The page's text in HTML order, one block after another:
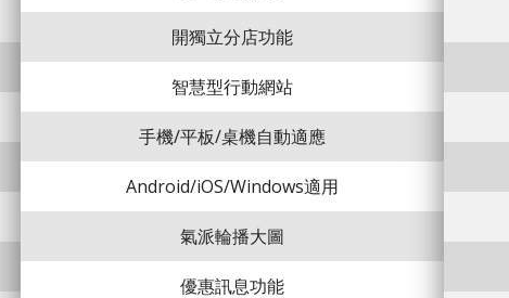
開獨立分店功能
智慧型行動網站
手機/平板/桌機自動適應
Android/iOS/Windows適用
氣派輪播大圖
優惠訊息功能